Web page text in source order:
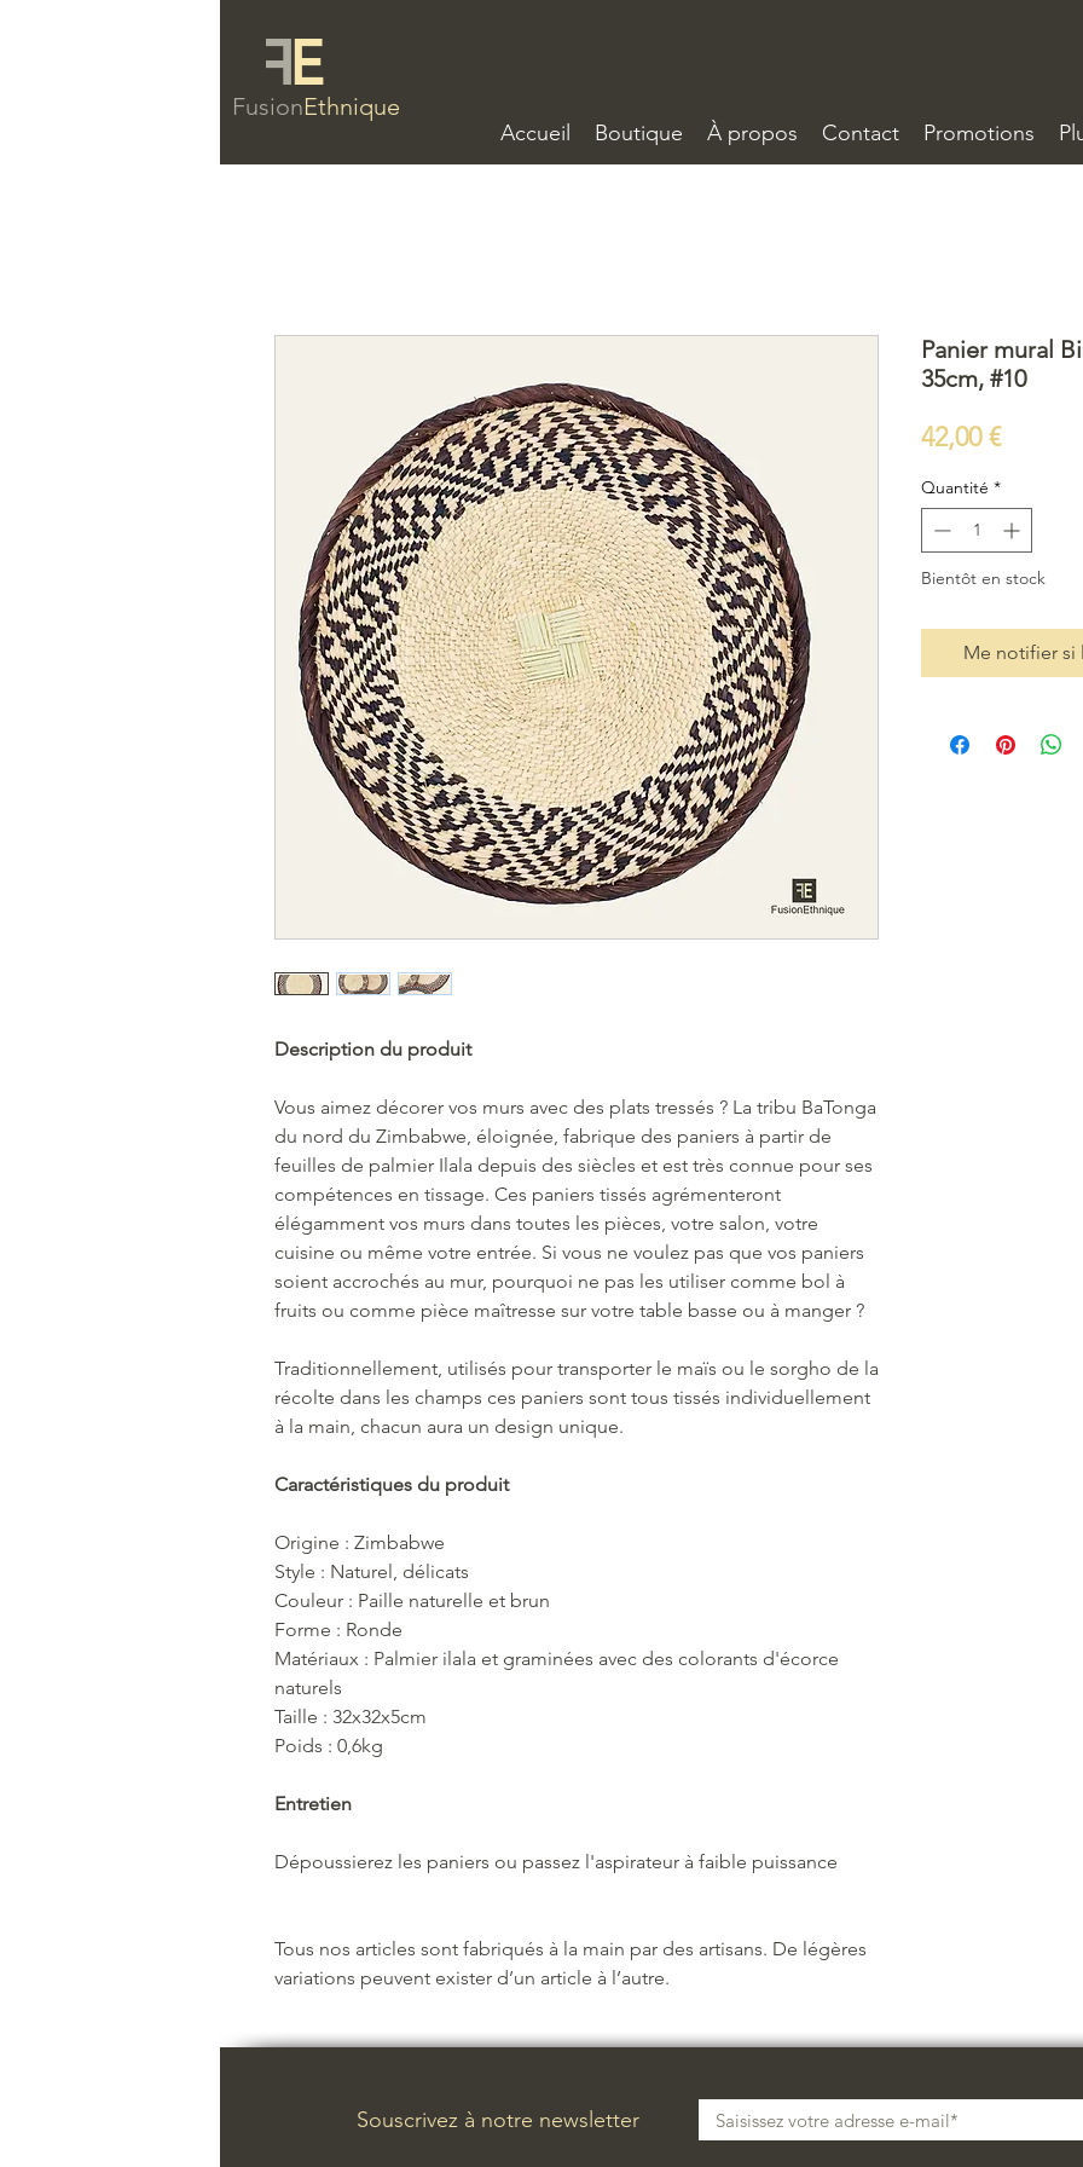
FusionEthnique
E
F
Accueil Boutique À propos Contact Promotions
Description du produit
Vous aimez décorer vos murs avec des plats tressés ? La tribu BaTonga
du nord du Zimbabwe, éloignée, fabrique des paniers à partir de
feuilles de palmier Ilala depuis des siècles et est très connue pour ses
compétences en tissage. Ces paniers tissés agrémenteront
élégamment vos murs dans toutes les pièces, votre salon, votre
cuisine ou même votre entrée. Si vous ne voulez pas que vos paniers
soient accrochés au mur, pourquoi ne pas les utiliser comme bol à
fruits ou comme pièce maîtresse sur votre table basse ou à manger ?
Traditionnellement, utilisés pour transporter le maïs ou le sorgho de la
récolte dans les champs ces paniers sont tous tissés individuellement
à la main, chacun aura un design unique.
Caractéristiques du produit
Origine : Zimbabwe
Style : Naturel, délicats
Couleur : Paille naturelle et brun
Forme : Ronde
Matériaux : Palmier ilala et graminées avec des colorants d'écorce
naturels
Taille : 32x32x5cm
Poids : 0,6kg
Entretien
Dépoussierez les paniers ou passez l'aspirateur à faible puissance
Tous nos articles sont fabriqués à la main par des artisans. De légères
variations peuvent exister d’un article à l’autre.
Panier mural
35cm, #10
42,00 €Prix
Quantité *
Bientôt en stock
Me notifier si
Souscrivez à notre newsletter